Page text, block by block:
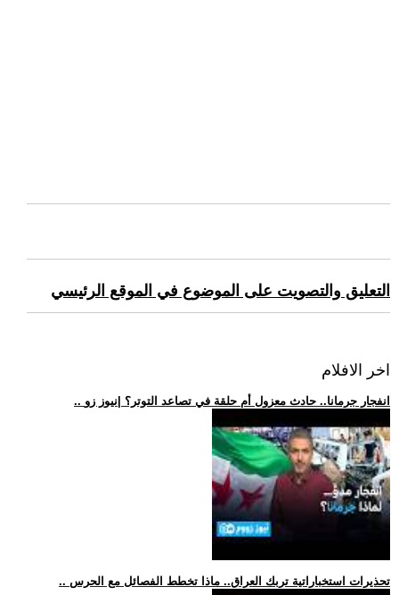
التعليق والتصويت على الموضوع في الموقع الرئيسي
اخر الافلام
.. انفجار جرمانا.. حادث معزول أم حلقة في تصاعد التوتر؟ |نيوز زو
.. تحذيرات استخباراتية تربك العراق.. ماذا تخطط الفصائل مع الحرس